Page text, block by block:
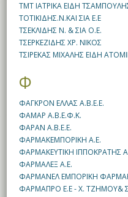
ΤΜΤ ΙΑΤΡΙΚΑ ΕΙΔΗ
ΤΟΤΙΚΙΔΗΣ.Ν.ΚΑΙ ΣΙΑ Ε.Ε
ΤΣΕΚΛΙΔΗΣ Ν. & ΣΙΑ Ο.Ε.
ΤΣΕΡΚΕΖΙΔΗΣ ΧΡ. ΝΙΚΟΣ
ΤΣΙΡΕΚΑΣ ΜΙΧΑΛΗΣ ΕΙΔΗ
Φ
ΦΑΓΚΡΟΝ ΕΛΛΑΣ Α.Β.Ε.Ε.
ΦΑΜΑΡ A.B.E.Φ.Κ.
ΦΑΡΑΝ Α.Β.Ε.Ε.
ΦΑΡΜΑΚΕΜΠΟΡΙΚΗ Α.Ε.
ΦΑΡΜΑΚΕΥΤΙΚΗ ΙΠΠΟΚΡΑΤΗΣ
ΦΑΡΜΑΛΕΞ Α.Ε.
ΦΑΡΜΑΝΕΛ ΕΜΠΟΡΙΚΗ
ΦΑΡΜΑΠΡΟ Ε.Ε - Χ. ΤΖΗΜΟΥ&